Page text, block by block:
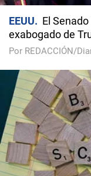
EEUU
El
exabogado de
Por REDACCIÓN/